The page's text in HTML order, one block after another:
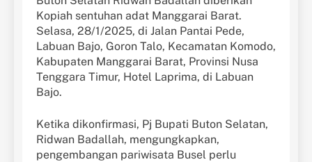
Kopiah sentuhan adat Manggarai Barat.
Selasa, 28/1/2025, di Jalan Pantai Pede,
Labuan Bajo, Goron Talo, Kecamatan Komodo,
Kabupaten Manggarai Barat, Provinsi Nusa
Tenggara Timur, Hotel Laprima, di Labuan
Bajo.
Ketika dikonfirmasi, Pj Bupati Buton Selatan,
Ridwan Badallah, mengungkapkan,
pengembangan pariwisata Busel perlu